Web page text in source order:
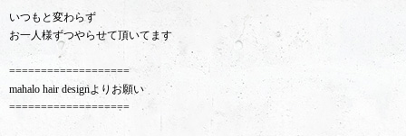
いつもと変わらず
お一人様ずつやらせて頂いてます
===================
mahalo hair designよりお願い
===================